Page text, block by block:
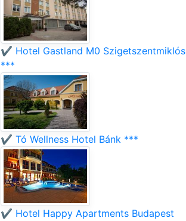
✔️ Hotel Gastland M0 Szigetszentmiklós
***
✔️ Tó Wellness Hotel Bánk ***
✔️ Hotel Happy Apartments Budapest